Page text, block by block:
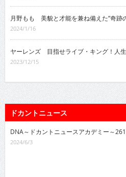
月野もも 美貌と才能を兼ね備えた“奇跡
2024/1/16
ヤーレンズ 目指せライブ・キング！人
2023/12/15
ドカントニュース
DNA～ドカントニュースアカデミー～
2024/6/3